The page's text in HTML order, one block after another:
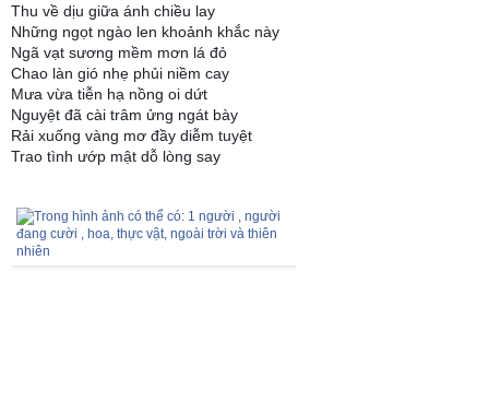
Thu về dịu giữa ánh chiều lay
Những ngọt ngào len khoảnh khắc này
Ngã vạt sương mềm mơn lá đỏ
Chao làn gió nhẹ phủi niềm cay
Mưa vừa tiễn hạ nồng oi dứt
Nguyệt đã cài trâm ửng ngát bày
Rải xuống vàng mơ đầy diễm tuyệt
Trao tình ướp mật dỗ lòng say